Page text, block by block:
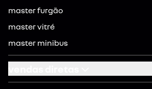
master furgão
master vitré
master minibus